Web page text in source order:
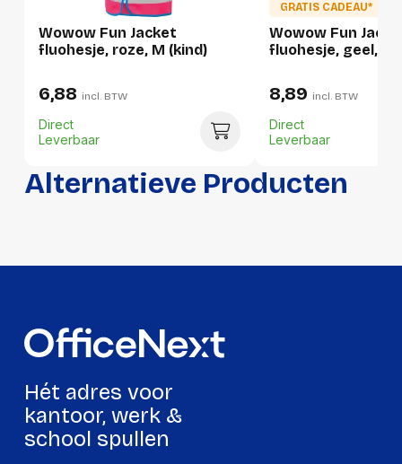
Verpakking
Hoeveelheid:
1 stuk
Breedte:
150 millimeter
Per doos
Hoeveelheid:
12 stuks
Breedte:
Hoogte:
Alternatieve Producten
Wowow Fun Jacket
fluohesje, roze, M (kind)
6,88 incl. BTW
Direct
Leverbaar
GRATIS CADEAU*
Wowow Fun
fluohesje, geel, M
8,89 incl. BTW
Direct
Leverbaar
Hét adres voor
kantoor, werk &
school spullen